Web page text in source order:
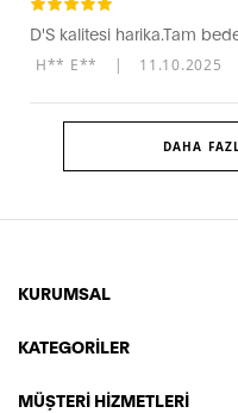
D'S kalitesi harika.Tam
H** E** | 11.10.2025
DAHA
KURUMSAL
KATEGORİLER
MÜŞTERİ HİZMETLERİ